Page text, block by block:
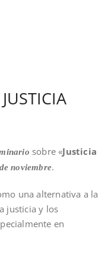
sobre «Justicia
noviembre.
una alternativa a la
justicia y los
en